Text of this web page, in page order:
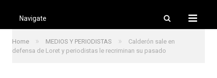
Navigate
Home » MEDIOS Y PERIODISTAS »
Calderón sale en
defensa de Loret y periodistas le recriminan su pasado